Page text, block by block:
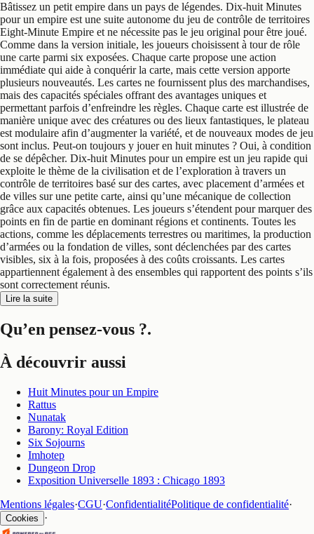
Bâtissez un petit empire dans un pays de légendes. Dix-huit Minutes
pour un empire est une suite autonome du jeu de contrôle de territoires
Eight-Minute Empire et ne nécessite pas le jeu original pour être joué.
Comme dans la version initiale, les joueurs choisissent à tour de rôle
une carte parmi six exposées. Chaque carte propose une action
immédiate qui aide à conquérir la carte, mais cette version apporte
plusieurs nouveautés. Les cartes ne fournissent plus des marchandises,
mais des capacités spéciales offrant des avantages uniques et
permettant parfois d’enfreindre les règles. Chaque carte est illustrée de
manière unique avec des créatures ou des lieux fantastiques, le plateau
est modulaire afin d’augmenter la variété, et de nouveaux modes de jeu
sont inclus. Peut-on toujours y jouer en huit minutes ? Oui, à condition
de se dépêcher. Dix-huit Minutes pour un empire est un jeu rapide qui
exploite le thème de la civilisation et de l’exploration à travers un
contrôle de territoires basé sur des cartes, avec placement d’armées et
de villes sur une petite carte, ainsi qu’une mécanique de collection
grâce aux capacités obtenues. Les joueurs s’étendent pour marquer des
points en fin de partie en dominant régions et continents. Toutes les
actions, comme les déplacements terrestres ou maritimes, la production
d’armées ou la fondation de villes, sont déclenchées par des cartes
visibles, six à la fois, proposées à des coûts croissants. Les cartes
appartiennent également à des ensembles qui rapportent des points s’ils
sont correctement réunis.
Lire la suite
Qu’en pensez-vous ?.
À découvrir aussi
Huit Minutes pour un Empire
Rattus
Nunatak
Barony: Royal Edition
Six Sojourns
Imhotep
Dungeon Drop
Exposition Universelle 1893 : Chicago 1893
Mentions légales·CGU·ConfidentialitéPolitique de confidentialité·
Cookies ·